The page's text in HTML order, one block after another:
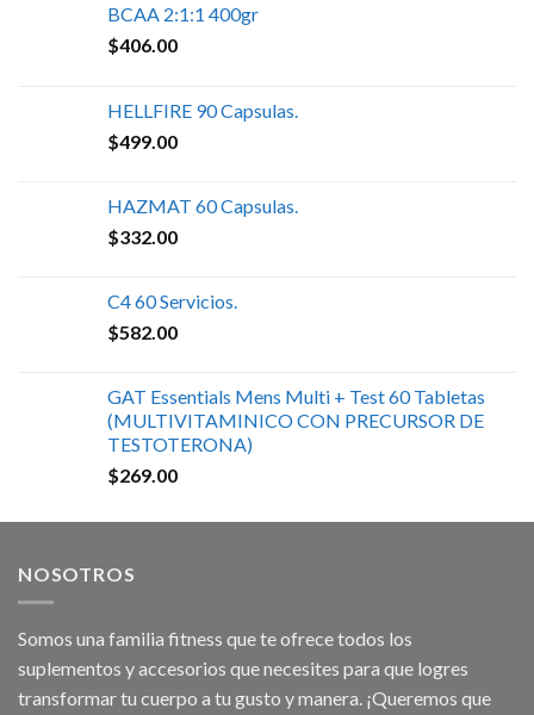
BCAA 2:1:1 400gr
$406.00
HELLFIRE 90 Capsulas.
$499.00
HAZMAT 60 Capsulas.
$332.00
C4 60 Servicios.
$582.00
GAT Essentials Mens Multi + Test 60 Tabletas
(MULTIVITAMINICO CON PRECURSOR DE
TESTOTERONA)
$269.00
NOSOTROS
Somos una familia fitness que te ofrece todos los
suplementos y accesorios que necesites para que logres
transformar tu cuerpo a tu gusto y manera. ¡Queremos que